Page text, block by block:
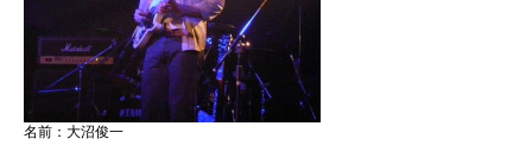
名前：大沼俊一